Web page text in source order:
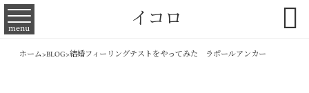
イコロ
menu 
ホーム>BLOG>結婚フィーリングテストをやってみた ラポールアンカー